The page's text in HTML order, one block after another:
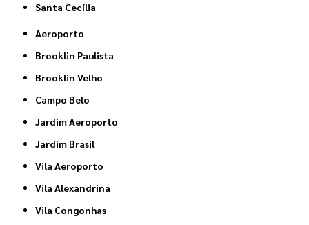
Santa Cecília
Aeroporto
Brooklin Paulista
Brooklin Velho
Campo Belo
Jardim Aeroporto
Jardim Brasil
Vila Aeroporto
Vila Alexandrina
Vila Congonhas